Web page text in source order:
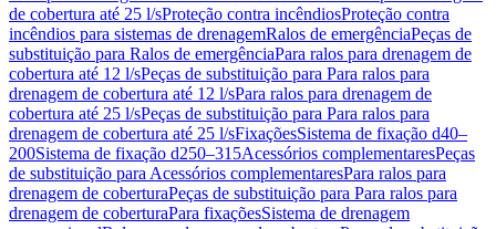
de cobertura até 25 l/sProteção contra incêndiosProteção contra
incêndios para sistemas de drenagemRalos de emergênciaPeças de
substituição para Ralos de emergênciaPara ralos para drenagem de
cobertura até 12 l/sPeças de substituição para Para ralos para
drenagem de cobertura até 12 l/sPara ralos para drenagem de
cobertura até 25 l/sPeças de substituição para Para ralos para
drenagem de cobertura até 25 l/sFixaçõesSistema de fixação d40–
200Sistema de fixação d250–315Acessórios complementaresPeças
de substituição para Acessórios complementaresPara ralos para
drenagem de coberturaPeças de substituição para Para ralos para
drenagem de coberturaPara fixaçõesSistema de drenagem